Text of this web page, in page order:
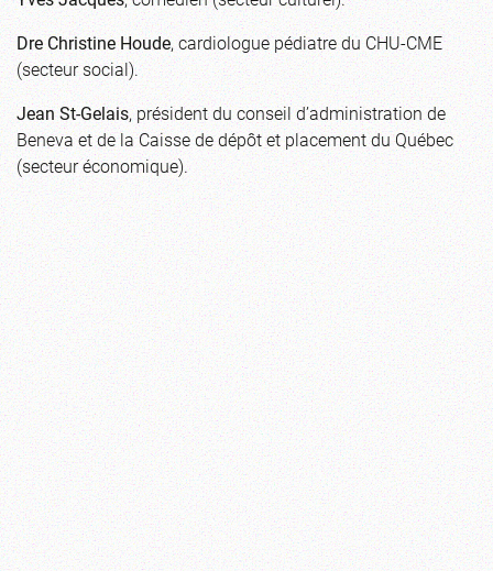
Dre Christine Houde, cardiologue pédiatre du CHU-CME
(secteur social).
Jean St-Gelais, président du conseil d’administration de
Beneva et de la Caisse de dépôt et placement du Québec
(secteur économique).